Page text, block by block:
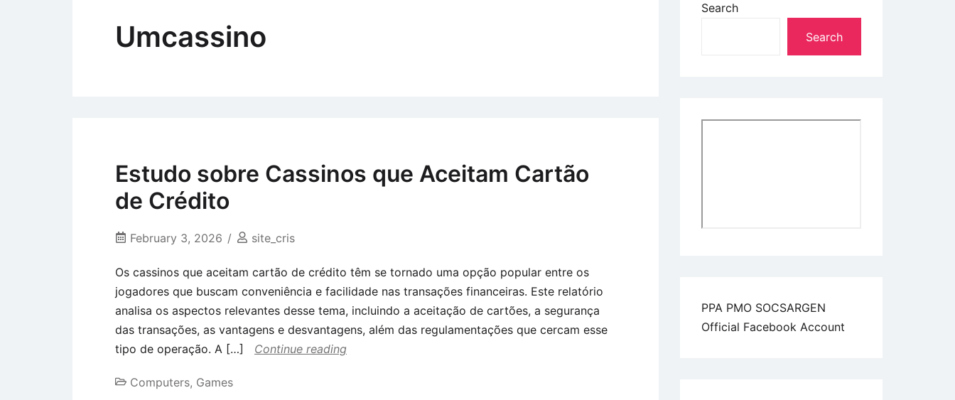
Umcassino
Estudo sobre Cassinos que Aceitam Cartão
de Crédito
February 3, 2026 site_cris
Os cassinos que aceitam cartão de crédito têm se tornado uma opção popular entre os
jogadores que buscam conveniência e facilidade nas transações financeiras. Este relatório
analisa os aspectos relevantes desse tema, incluindo a aceitação de cartões, a segurança
das transações, as vantagens e desvantagens, além das regulamentações que cercam esse
tipo de operação. A […]
Continue reading
Computers, Games
Search
Search
PPA PMO SOCSARGEN
Official Facebook Account